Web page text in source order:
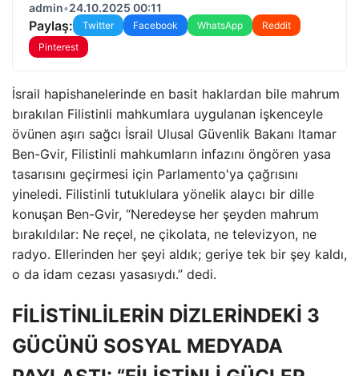
admin•24.10.2025 00:11
Paylaş: Twitter Facebook WhatsApp
Reddit
Pinterest
İsrail hapishanelerinde en basit haklardan bile mahrum
bırakılan Filistinli mahkumlara uygulanan işkenceyle
övünen aşırı sağcı İsrail Ulusal Güvenlik Bakanı Itamar
Ben-Gvir, Filistinli mahkumların infazını öngören yasa
tasarısını geçirmesi için Parlamento'ya çağrısını
yineledi. Filistinli tutuklulara yönelik alaycı bir dille
konuşan Ben-Gvir, “Neredeyse her şeyden mahrum
bırakıldılar: Ne reçel, ne çikolata, ne televizyon, ne
radyo. Ellerinden her şeyi aldık; geriye tek bir şey kaldı,
o da idam cezası yasasıydı.” dedi.
FİLİSTİNLİLERİN DİZLERİNDEKİ 3
GÜCÜNÜ SOSYAL MEDYADA